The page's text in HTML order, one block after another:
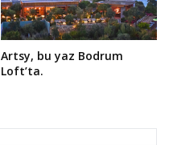
Artsy, bu yaz Bodrum
Loft’ta.